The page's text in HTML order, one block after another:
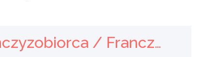
Franczyzobiorca / Franczyzobiorczyni Agencji Marketingowej